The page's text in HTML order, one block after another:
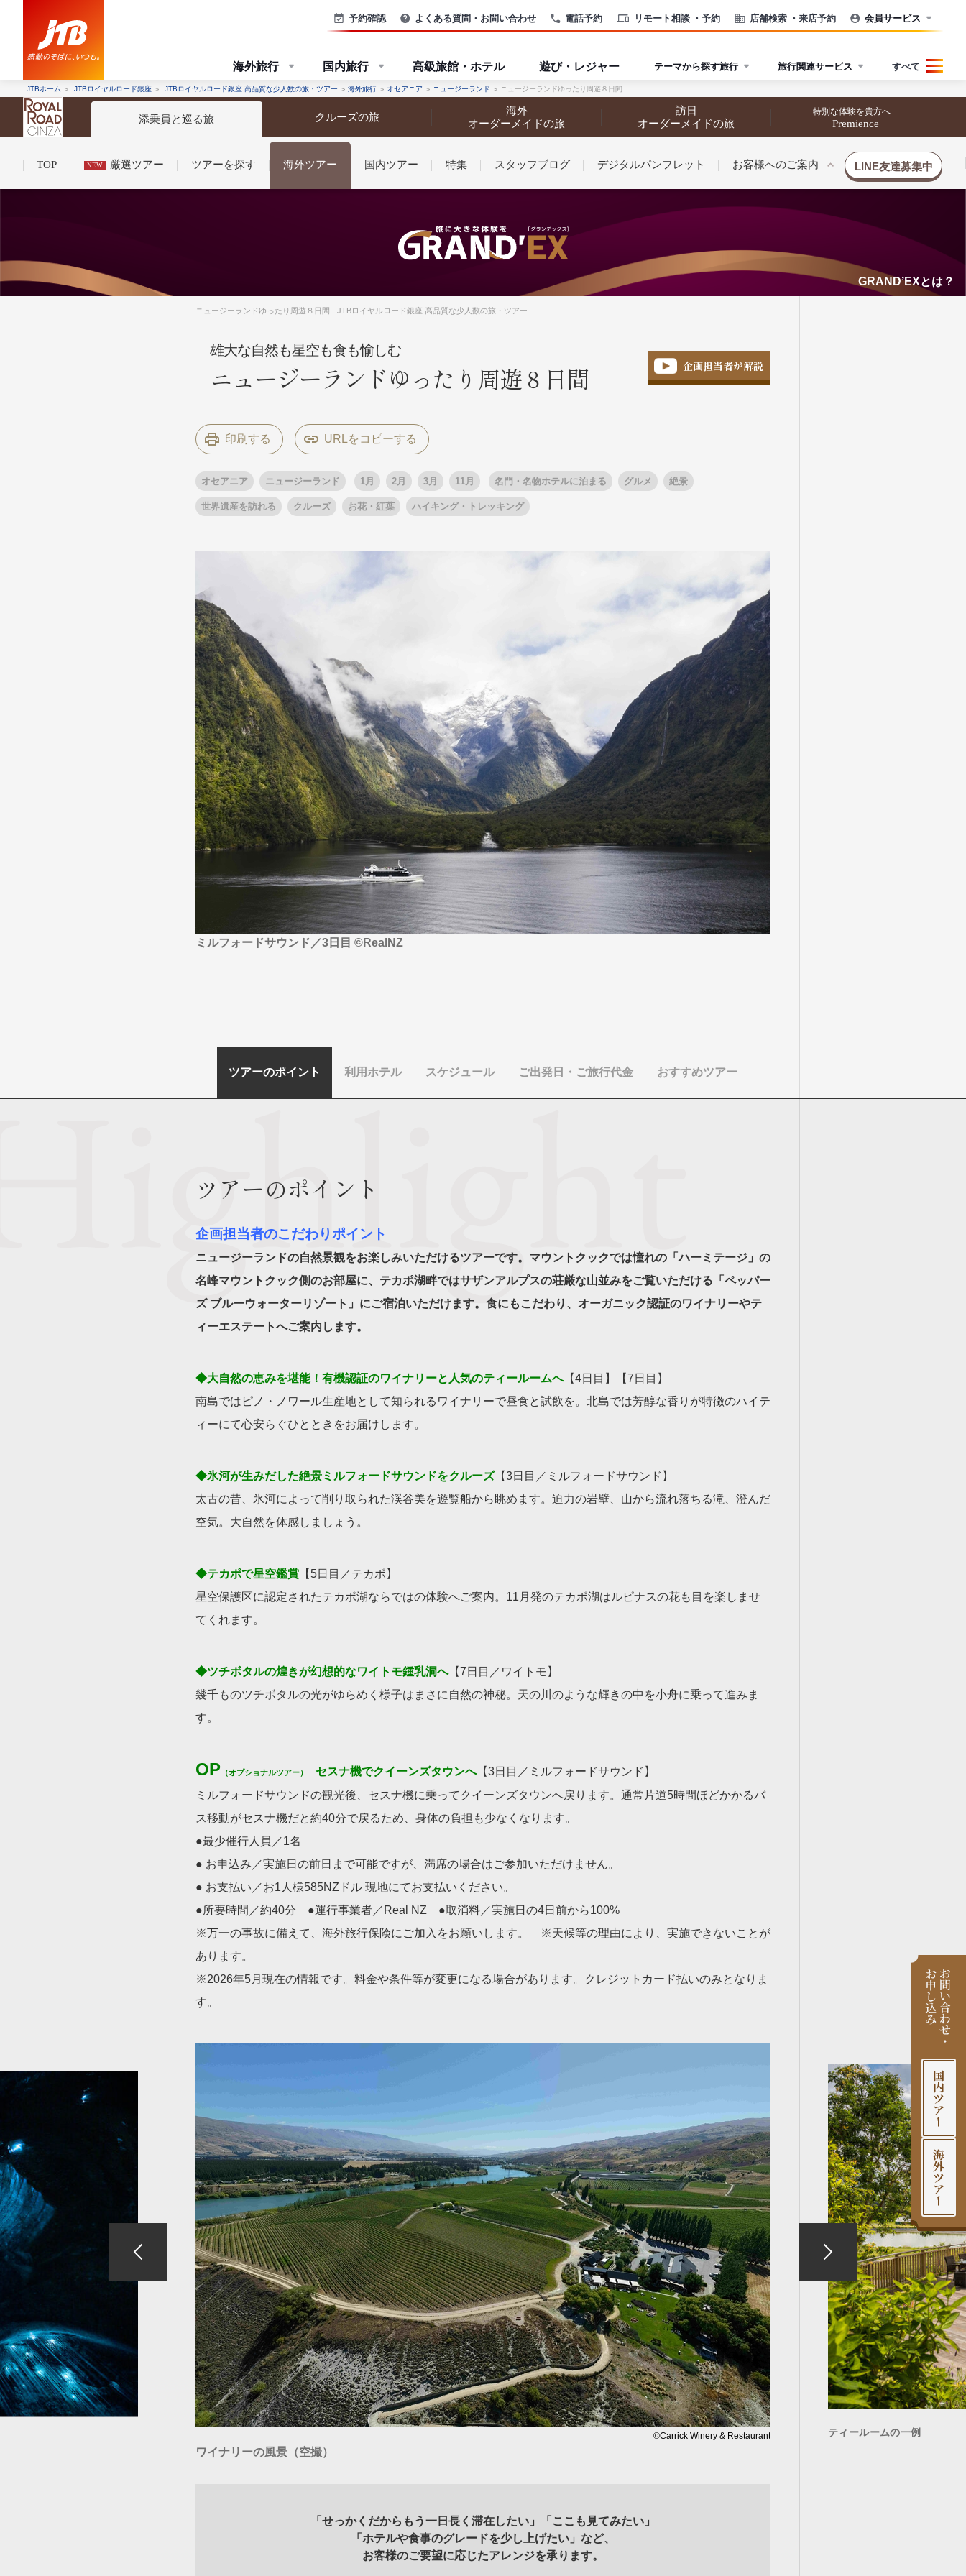
電話予約 リモート相談 ・予約 店舗検索 ・来店予約
予約確認 よくある質問・お問い合わせ 会員サービス
海外旅行 国内旅行 高級旅館・ホテル 遊び・レジャー テーマから探す旅行 旅行関連サービス すべて
JTBホーム JTBロイヤルロード銀座 JTBロイヤルロード銀座 高品質な少人数の旅・ツアー 海外旅行 オセアニア ニュージーランド ニュージーランドゆったり周遊８日間
添乗員と巡る旅 クルーズの旅
海外
オーダーメイドの旅
訪日
オーダーメイドの旅
特別な体験を貴方へ
Premience
TOP NEW 厳選ツアー ツアーを探す 海外ツアー 国内ツアー 特集 スタッフブログ デジタルパンフレット お客様へのご案内
コンシェルジュ紹介お申し込みの流れ法人企業・自治体のみなさまへ
LINE友達募集中
条件から探す
条件から探す
出発地とエリア
9月
目的・テーマから探す
美術鑑賞
ヨーロッパの田舎（村・町）
名門・名物ホテルに泊まる
特別企画
グルメ リゾート 一都市滞在 お祭り・イベント
絶景
日系航空会社で行く
世界遺産を訪れる
1度は見てみたい遺跡
野生動物に出合う
オーロラ クルーズ 音楽鑑賞
名画鑑賞
お花・紅葉
鉄道の旅
ハイキング・トレッキング
専任ガイド・講師同行の旅
1名様からの旅
ラ・プルミエール（エールフランス航空）
条件から探す
条件から探す
出発地とエリア
11月
目的・テーマから探す
紅葉
花火 祭り 特別企画
ラグジュアリーバスでめぐる
ガンツウ
ななつ星in九州
TWILIGHT EXPRESS 瑞風
美食・旬の味覚を味わう
アドベンチャーツーリズム・ウォーキング
観光列車
島旅
芸術鑑賞（美術、音楽）・講師同行の旅
GRAND’EXとは？
ニュージーランドゆったり周遊８日間 - JTBロイヤルロード銀座 高品質な少人数の旅・ツアー
雄大な自然も星空も食も愉しむ
ニュージーランドゆったり周遊８日間 企画担当者が解説
印刷する
オセアニア ニュージーランド 1月 2月 3月 11月 名門・名物ホテルに泊まる グルメ 絶景
世界遺産を訪れる クルーズ お花・紅葉 ハイキング・トレッキング
ミルフォードサウンド／3日目 ©RealNZ
ツアーのポイント 利用ホテル スケジュール ご出発日・ご旅行代金 おすすめツアー
ツアーのポイント
企画担当者のこだわりポイント
ニュージーランドの自然景観をお楽しみいただけるツアーです。マウントクックでは憧れの「ハーミテージ」の
名峰マウントクック側のお部屋に、テカポ湖畔ではサザンアルプスの荘厳な山並みをご覧いただける「ペッパー
ズ ブルーウォーターリゾート」にご宿泊いただけます。食にもこだわり、オーガニック認証のワイナリーやテ
ィーエステートへご案内します。
◆大自然の恵みを堪能！有機認証のワイナリーと人気のティールームへ【4日目】【7日目】
南島ではピノ・ノワール生産地として知られるワイナリーで昼食と試飲を。北島では芳醇な香りが特徴のハイテ
ィーにて心安らぐひとときをお届けします。
◆氷河が生みだした絶景ミルフォードサウンドをクルーズ【3日目／ミルフォードサウンド】
太古の昔、氷河によって削り取られた渓谷美を遊覧船から眺めます。迫力の岩壁、山から流れ落ちる滝、澄んだ
空気。大自然を体感しましょう。
◆テカポで星空鑑賞 【5日目／テカポ】
星空保護区に認定されたテカポ湖ならではの体験へご案内。11月発のテカポ湖はルピナスの花も目を楽しませ
てくれます。
◆ツチボタルの煌きが幻想的なワイトモ鍾乳洞へ【7日目／ワイトモ】
幾千ものツチボタルの光がゆらめく様子はまさに自然の神秘。天の川のような輝きの中を小舟に乗って進みま
す。
OP （オプショナルツアー） セスナ機でクイーンズタウンへ【3日目／ミルフォードサウンド】
ミルフォードサウンドの観光後、セスナ機に乗ってクイーンズタウンへ戻ります。通常片道5時間ほどかかるバ
ス移動がセスナ機だと約40分で戻るため、身体の負担も少なくなります。
●最少催行人員／1名
● お申込み／実施日の前日まで可能ですが、満席の場合はご参加いただけません。
● お支払い／お1人様585NZドル 現地にてお支払いください。
●所要時間／約40分 ●運行事業者／Real NZ ●取消料／実施日の4日前から100%
※万一の事故に備えて、海外旅行保険にご加入をお願いします。 ※天候等の理由により、実施できないことが
あります。
※2026年5月現在の情報です。料金や条件等が変更になる場合があります。クレジットカード払いのみとなりま
す。
©Carrick Winery & Restaurant
ワイナリーの風景（空撮）
ティールームの一例
「せっかくだからもう一日長く滞在したい」「ここも見てみたい」
「ホテルや食事のグレードを少し上げたい」など、
お客様のご要望に応じたアレンジを承ります。